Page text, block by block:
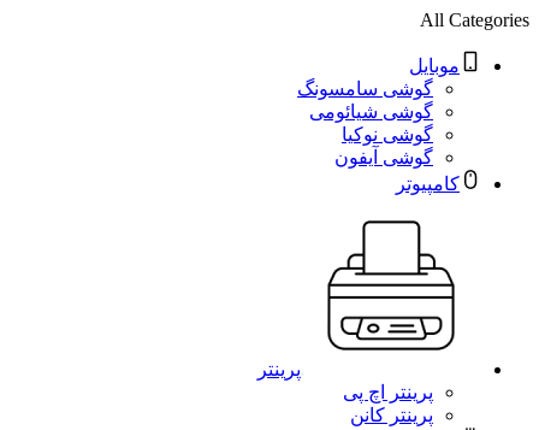
All Categories
موبایل
گوشی سامسونگ
گوشی شیائومی
گوشی نوکیا
گوشی آیفون
کامپیوتر
پرینتر
پرینتر اچ پی
پرینتر کانن